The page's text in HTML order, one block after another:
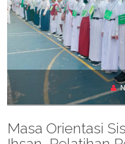
Masa Orientasi